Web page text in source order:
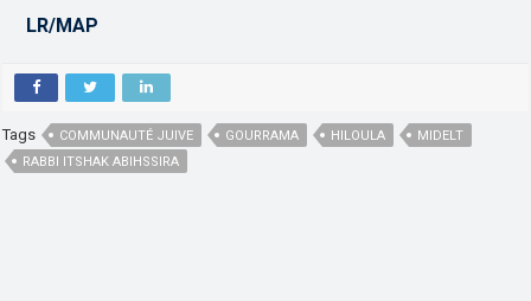
LR/MAP
Tags COMMUNAUTÉ JUIVE GOURRAMA HILOULA
MIDELT
RABBI ITSHAK ABIHSSIRA